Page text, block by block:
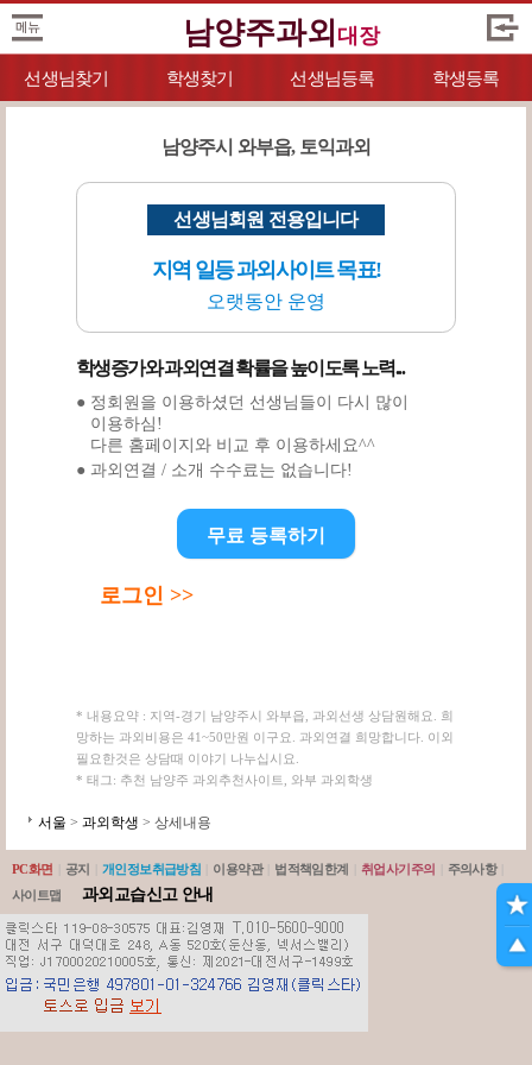
남양주과외 대장
선생님찾기 학생찾기 선생님등록 학생등록
남양주시 와부읍, 토익과외
선생님회원 전용입니다
지역 일등 과외사이트 목표!
오랫동안 운영
학생증가와 과외연결 확률을 높이도록 노력...
● 정회원을 이용하셨던 선생님들이 다시 많이
이용하심!
다른 홈페이지와 비교 후 이용하세요^^
● 과외연결 / 소개 수수료는 없습니다!
무료 등록하기
로그인 >>
* 내용요약 : 지역-경기 남양주시 와부읍, 과외선생 상담원해요. 희
망하는 과외비용은 41~50만원 이구요. 과외연결 희망합니다. 이외
필요한것은 상담때 이야기 나누십시요.
* 태그: 추천 남양주 과외추천사이트, 와부 과외학생
서울 > 과외학생 > 상세내용
PC화면 공지 개인정보취급방침 이용약관 법적책임한계 취업사기주의 주의사항
사이트맵
과외교습신고 안내